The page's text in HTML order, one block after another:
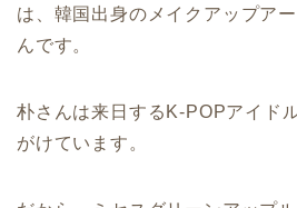
は、韓国出身のメイクアップア
んです。
朴さんは来日するK-POPアイド
がけています。